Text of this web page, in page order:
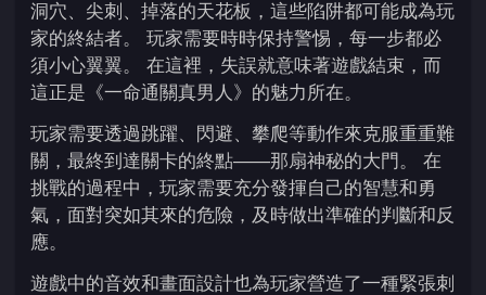
洞穴、尖刺、掉落的天花板，這些陷阱都可能成為玩
家的終結者。 玩家需要時時保持警惕，每一步都必
須小心翼翼。 在這裡，失誤就意味著遊戲結束，而
這正是《一命通關真男人》的魅力所在。
玩家需要透過跳躍、閃避、攀爬等動作來克服重重難
關，最終到達關卡的終點——那扇神秘的大門。 在
挑戰的過程中，玩家需要充分發揮自己的智慧和勇
氣，面對突如其來的危險，及時做出準確的判斷和反
應。
遊戲中的音效和畫面設計也為玩家營造了一種緊張刺